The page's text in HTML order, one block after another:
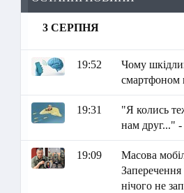
3 СЕРПНЯ
19:52
Чому
смартфоном
19:31
"Я колись
нам друг..."
19:09
Масова
нічого не